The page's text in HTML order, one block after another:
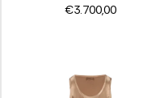
€3.700,00